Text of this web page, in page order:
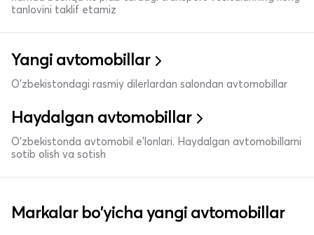
tanlovini taklif etamiz
Yangi avtomobillar
O'zbekistondagi rasmiy dilerlardan salondan avtomobillar
Haydalgan avtomobillar
O'zbekistonda avtomobil e’lonlari. Haydalgan avtomobillarni
sotib olish va sotish
Markalar bo'yicha yangi avtomobillar